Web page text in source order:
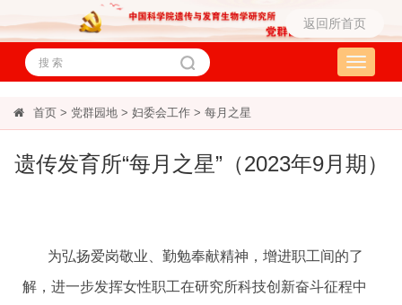
返回所首页
Toggle
首页 > 党群园地 > 妇委会工作 > 每月之星
遗传发育所“每月之星”（2023年9月期）
为弘扬爱岗敬业、勤勉奉献精神，增进职工间的了
解，进一步发挥女性职工在研究所科技创新奋斗征程中